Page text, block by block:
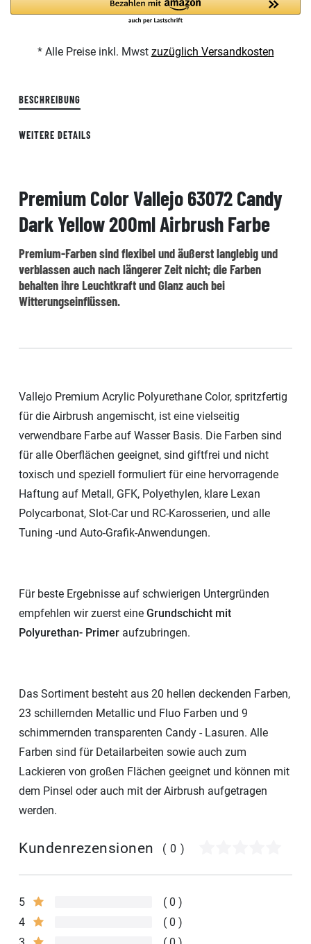
* Alle Preise inkl. Mwst zuzüglich Versandkosten
BESCHREIBUNG
WEITERE DETAILS
Premium Color Vallejo 63072 Candy
Dark Yellow 200ml Airbrush Farbe
Premium-Farben sind flexibel und äußerst langlebig und
verblassen auch nach längerer Zeit nicht; die Farben
behalten ihre Leuchtkraft und Glanz auch bei
Witterungseinflüssen.
Vallejo Premium Acrylic Polyurethane Color, spritzfertig
für die Airbrush angemischt, ist eine vielseitig
verwendbare Farbe auf Wasser Basis. Die Farben sind
für alle Oberflächen geeignet, sind giftfrei und nicht
toxisch und speziell formuliert für eine hervorragende
Haftung auf Metall, GFK, Polyethylen, klare Lexan
Polycarbonat, Slot-Car und RC-Karosserien, und alle
Tuning -und Auto-Grafik-Anwendungen.
Für beste Ergebnisse auf schwierigen Untergründen
empfehlen wir zuerst eine Grundschicht mit
Polyurethan- Primer aufzubringen.
Das Sortiment besteht aus 20 hellen deckenden Farben,
23 schillernden Metallic und Fluo Farben und 9
schimmernden transparenten Candy - Lasuren. Alle
Farben sind für Detailarbeiten sowie auch zum
Lackieren von großen Flächen geeignet und können mit
dem Pinsel oder auch mit der Airbrush aufgetragen
werden.
Kundenrezensionen (0)
5
0
4
0